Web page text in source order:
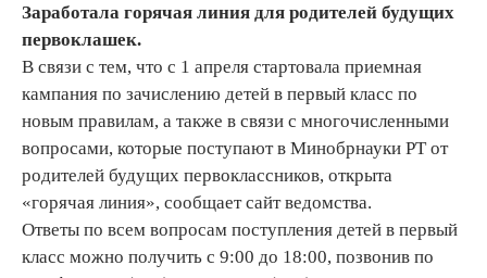
Заработала горячая линия для родителей будущих
первоклашек.
В связи с тем, что с 1 апреля стартовала приемная
кампания по зачислению детей в первый класс по
новым правилам, а также в связи с многочисленными
вопросами, которые поступают в Минобрнауки РТ от
родителей будущих первоклассников, открыта
«горячая линия», сообщает сайт ведомства.
Ответы по всем вопросам поступления детей в первый
класс можно получить с 9:00 до 18:00, позвонив по